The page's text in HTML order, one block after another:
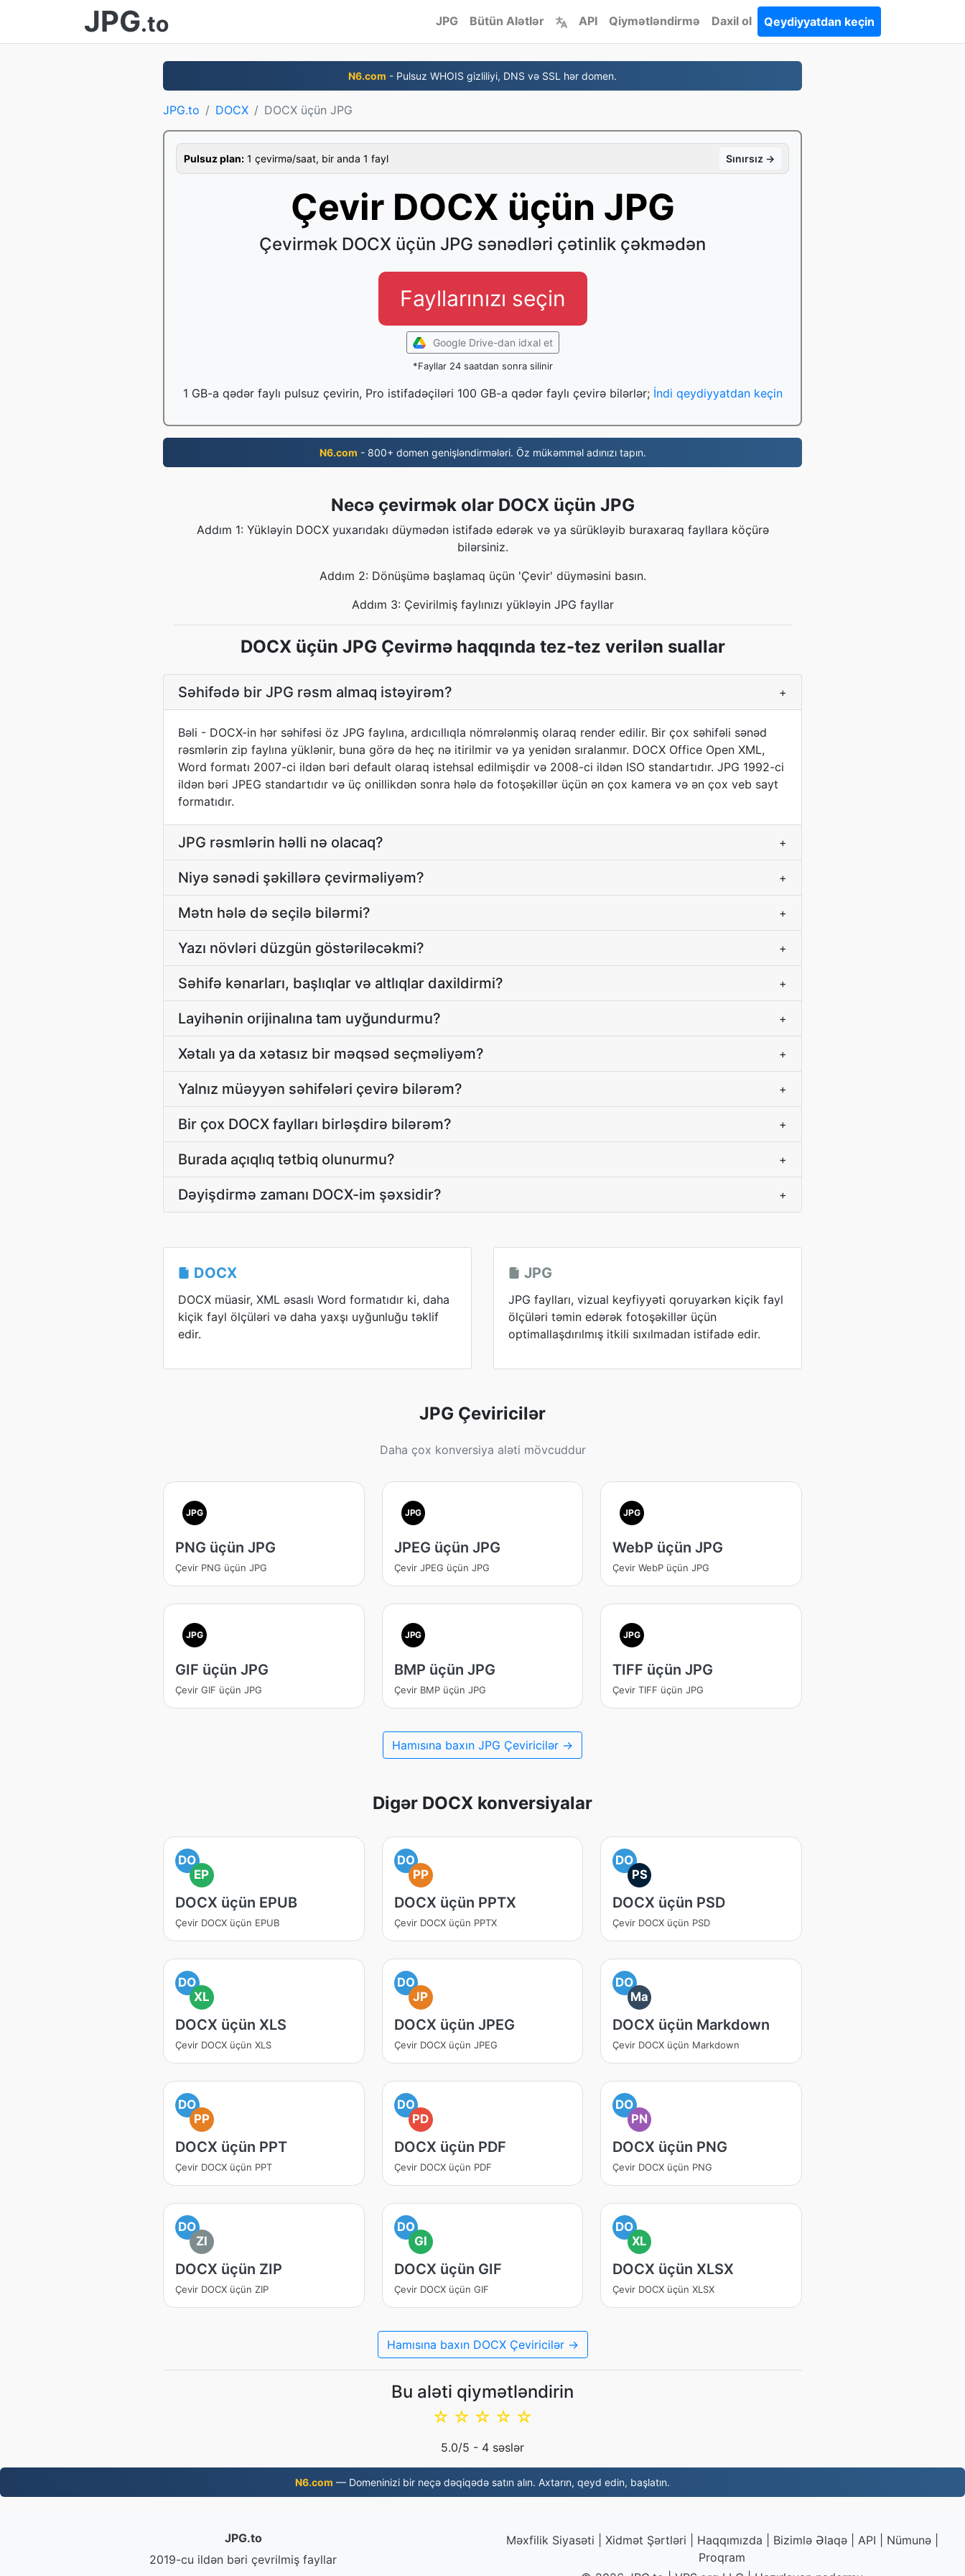
JPG.to JPG Bütün Alətlər API Qiymətləndirmə Daxil ol Qeydiyyatdan keçin
N6.com - Pulsuz WHOIS gizliliyi, DNS və SSL hər domen.
JPG.to DOCX DOCX üçün JPG
Pulsuz plan: 1 çevirmə/saat, bir anda 1 fayl Sınırsız →
Çevir DOCX üçün JPG
Çevirmək DOCX üçün JPG sənədləri çətinlik çəkmədən
Fayllarınızı seçin
Google Drive-dan idxal et
*Fayllar 24 saatdan sonra silinir
1 GB-a qədər faylı pulsuz çevirin, Pro istifadəçiləri 100 GB-a qədər faylı çevirə bilərlər; İndi qeydiyyatdan keçin
N6.com - 800+ domen genişləndirmələri. Öz mükəmməl adınızı tapın.
Necə çevirmək olar DOCX üçün JPG
Addım 1: Yükləyin DOCX yuxarıdakı düymədən istifadə edərək və ya sürükləyib buraxaraq fayllara köçürə
bilərsiniz.
Addım 2: Dönüşümə başlamaq üçün 'Çevir' düyməsini basın.
Addım 3: Çevirilmiş faylınızı yükləyin JPG fayllar
DOCX üçün JPG Çevirmə haqqında tez-tez verilən suallar
Səhifədə bir JPG rəsm almaq istəyirəm? +
Bəli - DOCX-in hər səhifəsi öz JPG faylına, ardıcıllıqla nömrələnmiş olaraq render edilir. Bir çox səhifəli sənəd
rəsmlərin zip faylına yüklənir, buna görə də heç nə itirilmir və ya yenidən sıralanmır. DOCX Office Open XML,
Word formatı 2007-ci ildən bəri default olaraq istehsal edilmişdir və 2008-ci ildən ISO standartıdır. JPG 1992-ci
ildən bəri JPEG standartıdır və üç onillikdən sonra hələ də fotoşəkillər üçün ən çox kamera və ən çox veb sayt
formatıdır.
JPG rəsmlərin həlli nə olacaq? +
Niyə sənədi şəkillərə çevirməliyəm? +
Mətn hələ də seçilə bilərmi? +
Yazı növləri düzgün göstəriləcəkmi? +
Səhifə kənarları, başlıqlar və altlıqlar daxildirmi? +
Layihənin orijinalına tam uyğundurmu? +
Xətalı ya da xətasız bir məqsəd seçməliyəm? +
Yalnız müəyyən səhifələri çevirə bilərəm? +
Bir çox DOCX faylları birləşdirə bilərəm? +
Burada açıqlıq tətbiq olunurmu? +
Dəyişdirmə zamanı DOCX-im şəxsidir? +
DOCX
DOCX müasir, XML əsaslı Word formatıdır ki, daha
kiçik fayl ölçüləri və daha yaxşı uyğunluğu təklif
edir.
JPG
JPG faylları, vizual keyfiyyəti qoruyarkən kiçik fayl
ölçüləri təmin edərək fotoşəkillər üçün
optimallaşdırılmış itkili sıxılmadan istifadə edir.
JPG Çeviricilər
Daha çox konversiya aləti mövcuddur
JPG
PNG üçün JPG
Çevir PNG üçün JPG
JPG
JPEG üçün JPG
Çevir JPEG üçün JPG
JPG
WebP üçün JPG
Çevir WebP üçün JPG
JPG
GIF üçün JPG
Çevir GIF üçün JPG
JPG
BMP üçün JPG
Çevir BMP üçün JPG
JPG
TIFF üçün JPG
Çevir TIFF üçün JPG
Hamısına baxın JPG Çeviricilər →
Digər DOCX konversiyalar
DO
EP
DOCX üçün EPUB
Çevir DOCX üçün EPUB
DO
PP
DOCX üçün PPTX
Çevir DOCX üçün PPTX
DO
PS
DOCX üçün PSD
Çevir DOCX üçün PSD
DO
XL
DOCX üçün XLS
Çevir DOCX üçün XLS
DO
JP
DOCX üçün JPEG
Çevir DOCX üçün JPEG
DO
Ma
DOCX üçün Markdown
Çevir DOCX üçün Markdown
DO
PP
DOCX üçün PPT
Çevir DOCX üçün PPT
DO
PD
DOCX üçün PDF
Çevir DOCX üçün PDF
DO
PN
DOCX üçün PNG
Çevir DOCX üçün PNG
DO
ZI
DOCX üçün ZIP
Çevir DOCX üçün ZIP
DO
GI
DOCX üçün GIF
Çevir DOCX üçün GIF
DO
XL
DOCX üçün XLSX
Çevir DOCX üçün XLSX
Hamısına baxın DOCX Çeviricilər →
Bu aləti qiymətləndirin
☆
☆
☆
☆
☆
5.0/5 - 4 səslər
N6.com — Domeninizi bir neçə dəqiqədə satın alın. Axtarın, qeyd edin, başlatın.
JPG.to
2019-cu ildən bəri çevrilmiş fayllar
Məxfilik Siyasəti Xidmət Şərtləri Haqqımızda Bizimlə Əlaqə| API Nümunə|
Proqram